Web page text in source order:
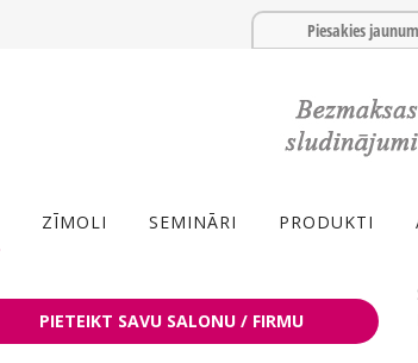
Piesakies
ZĪMOLI SEMINĀRI PRODUKTI
PIETEIKT SAVU SALONU / FIRMU